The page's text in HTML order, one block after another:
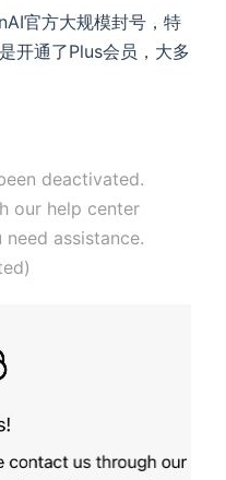
官方大规模封号，特
开通了Plus会员，大多
deactivated.
our help center
assistance.